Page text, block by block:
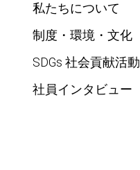
私たちについて
制度・環境・文化
SDGs 社会貢献活動
社員インタビュー